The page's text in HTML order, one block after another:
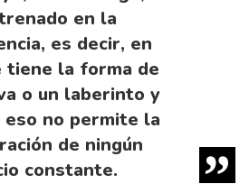
en la
es decir, en
tiene la forma de
o un laberinto y
eso no permite la
de ningún
constante.